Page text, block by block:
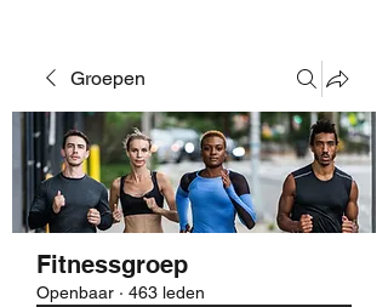
Groepen
Fitnessgroep
Openbaar · 463 leden